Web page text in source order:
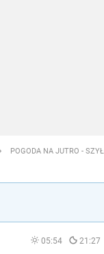
POGODA NA JUTRO -
05:54 21:27